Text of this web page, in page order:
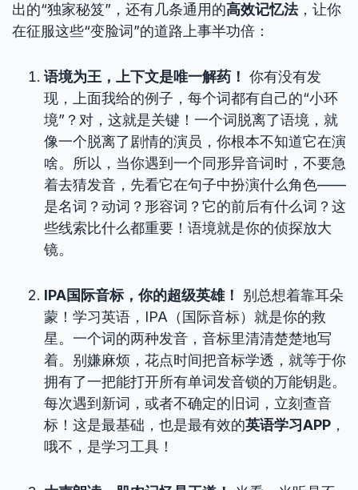
出的“独家秘笈”，还有几条通用的高效记忆法，让你
在征服这些“变脸词”的道路上事半功倍：
语境为王，上下文是唯一解药！ 你有没有发
现，上面我给的例子，每个词都有自己的“小环
境”？对，这就是关键！一个词脱离了语境，就
像一个脱离了剧情的演员，你根本不知道它在演
啥。所以，当你遇到一个同形异音词时，不要急
着去猜发音，先看它在句子中扮演什么角色——
是名词？动词？形容词？它的前后有什么词？这
些线索比什么都重要！语境就是你的侦探放大
镜。
IPA国际音标，你的超级英雄！
别总想着靠耳朵
蒙！学习英语，IPA（国际音标）就是你的救
星。一个词的两种发音，音标里清清楚楚地写
着。别嫌麻烦，花点时间把音标学透，就等于你
拥有了一把能打开所有单词发音锁的万能钥匙。
每次遇到新词，或者不确定的旧词，立刻查音
标！这是最基础，也是最有效的英语学习APP ，
哦不，是学习工具！